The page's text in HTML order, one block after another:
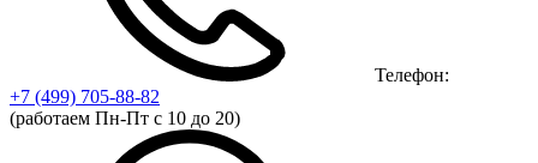
Телефон:
+7 (499) 705-88-82
(работаем Пн-Пт с 10 до 20)